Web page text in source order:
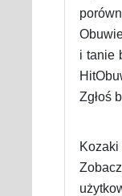
i tanie
Zgłoś